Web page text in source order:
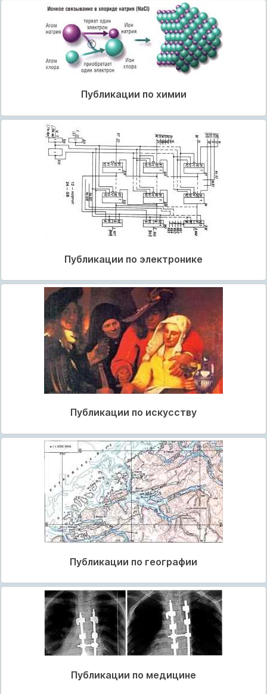
Публикации по химии
Публикации по электронике
Публикации по искусству
Публикации по географии
Публикации по медицине